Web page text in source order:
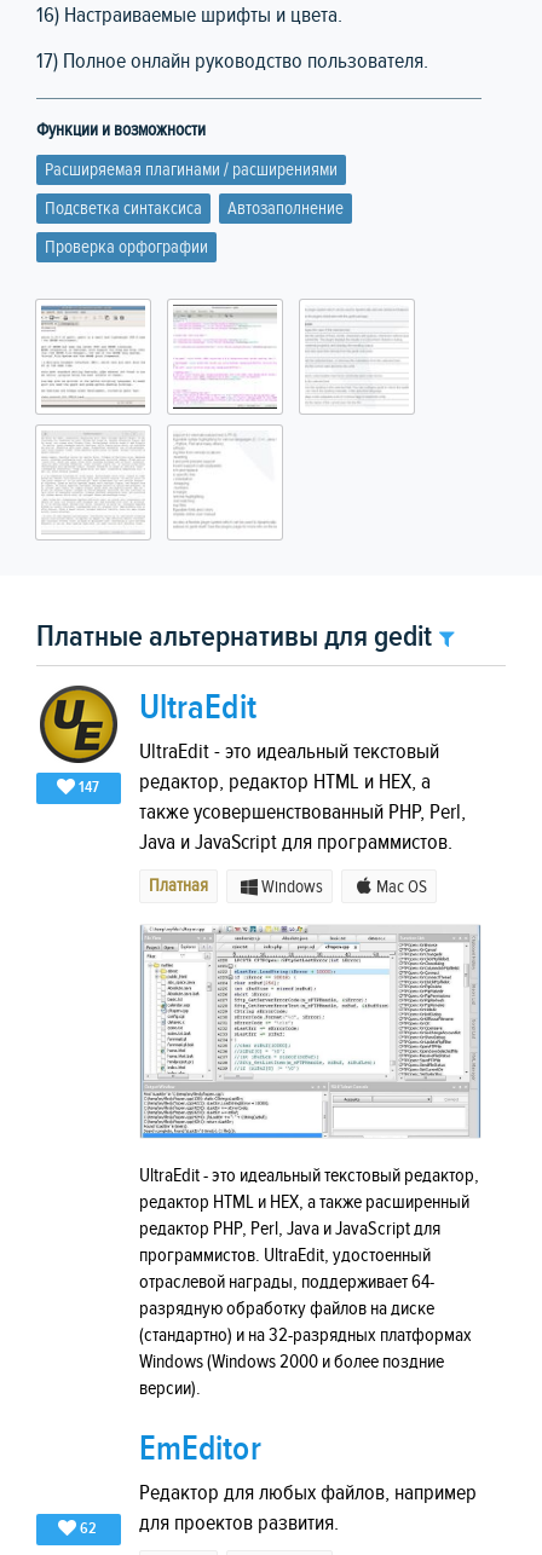
16) Настраиваемые шрифты и цвета.
17) Полное онлайн руководство пользователя.
Функции и возможности
Расширяемая плагинами / расширениями
Подсветка синтаксиса
Автозаполнение
Проверка орфографии
Платные альтернативы для gedit
147
UltraEdit
UltraEdit - это идеальный текстовый
редактор, редактор HTML и HEX, а
также усовершенствованный PHP, Perl,
Java и JavaScript для программистов.
Платная Windows Mac OS
UltraEdit - это идеальный текстовый редактор,
редактор HTML и HEX, а также расширенный
редактор PHP, Perl, Java и JavaScript для
программистов. UltraEdit, удостоенный
отраслевой награды, поддерживает 64-
разрядную обработку файлов на диске
(стандартно) и на 32-разрядных платформах
Windows (Windows 2000 и более поздние
версии).
62
EmEditor
Редактор для любых файлов, например
для проектов развития.